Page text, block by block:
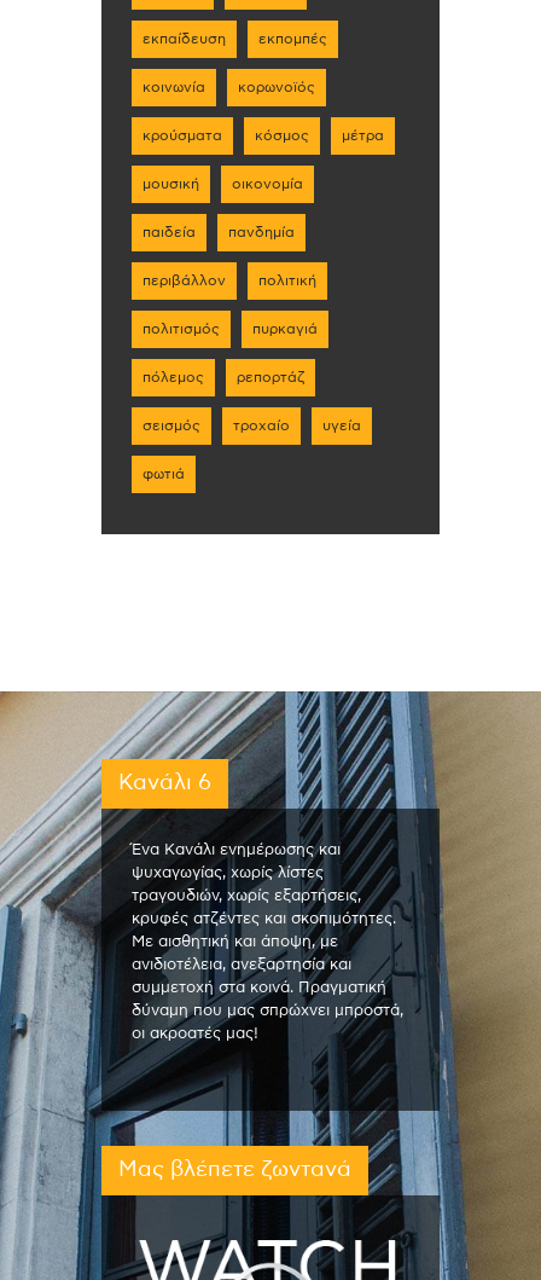
εκπαίδευση εκπομπές
κοινωνία κορωνοϊός
κρούσματα κόσμος μέτρα
μουσική οικονομία
παιδεία πανδημία
περιβάλλον πολιτική
πολιτισμός πυρκαγιά
πόλεμος ρεπορτάζ
σεισμός τροχαίο υγεία
φωτιά
Κανάλι 6
Ένα Κανάλι ενημέρωσης και
ψυχαγωγίας, χωρίς λίστες
τραγουδιών, χωρίς εξαρτήσεις,
κρυφές ατζέντες και σκοπιμότητες.
Με αισθητική και άποψη, με
ανιδιοτέλεια, ανεξαρτησία και
συμμετοχή στα κοινά. Πραγματική
δύναμη που μας σπρώχνει μπροστά,
οι ακροατές μας!
Μας βλέπετε ζωντανά